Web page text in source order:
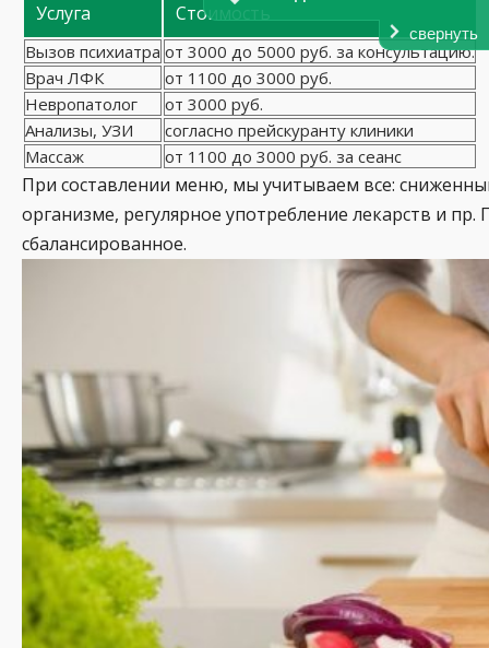
свернуть
Услуга Стоимость
Вызов психиатра от 3000 до 5000 руб. за консультацию.
Врач ЛФК
от 1100 до 3000 руб.
Невропатолог
от 3000 руб.
Анализы, УЗИ
согласно прейскуранту клиники
Массаж
от 1100 до 3000 руб. за сеанс
При составлении меню, мы учитываем все:
организме, регулярное употребление лекарств и
сбалансированное.